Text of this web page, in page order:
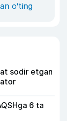
o‘ting
sodir etgan
6 ta